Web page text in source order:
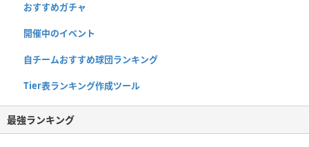
おすすめガチャ
開催中のイベント
自チームおすすめ球団ランキング
Tier表ランキング作成ツール
最強ランキング